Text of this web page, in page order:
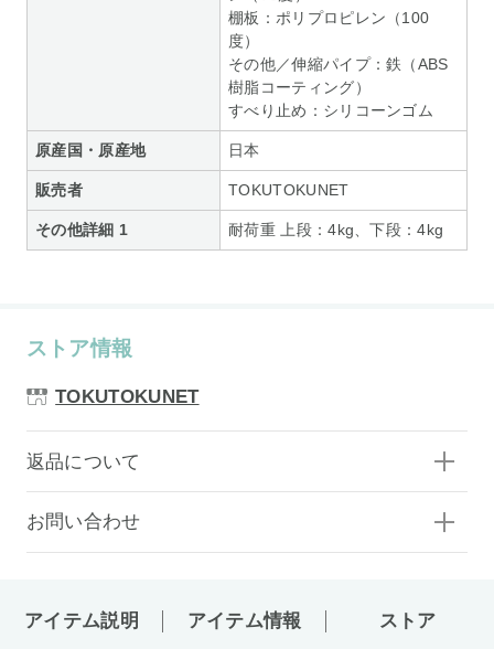
棚板：ポリプロピレン（100
度）
その他／伸縮パイプ：鉄（ABS
樹脂コーティング）
すべり止め：シリコーンゴム
原産国・原産地 日本
販売者 TOKUTOKUNET
その他詳細 1 耐荷重 上段：4kg、下段：4kg
ストア情報
TOKUTOKUNET
返品について
お問い合わせ
アイテム説明 アイテム情報 ストア